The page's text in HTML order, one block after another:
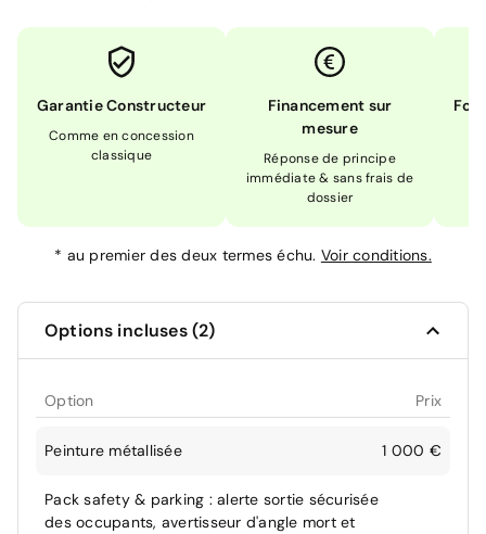
Garantie Constructeur
Comme en concession
classique
Financement sur
mesure
Réponse de principe
immédiate & sans frais de
dossier
* au premier des deux termes échu. Voir conditions.
Options incluses (2)
Option Prix
Peinture métallisée 1 000 €
Pack safety & parking : alerte sortie sécurisée
des occupants, avertisseur d'angle mort et